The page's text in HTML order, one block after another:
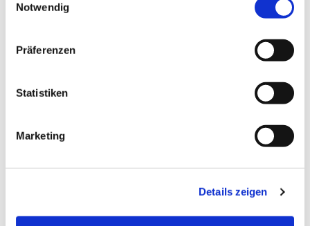
Notwendig
Präferenzen
Statistiken
Marketing
Details zeigen